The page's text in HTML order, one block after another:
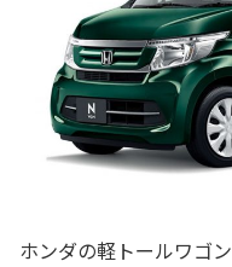
ホンダの軽トールワゴ